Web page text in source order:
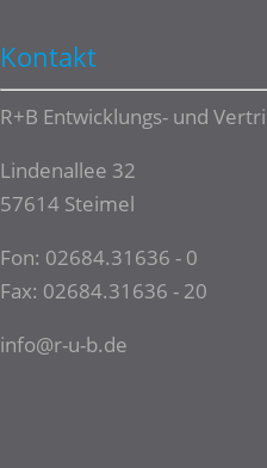
Kontakt
R+B Entwicklungs- und
Lindenallee 32
57614 Steimel
Fon: 02684.31636 - 0
Fax: 02684.31636 - 20
info@r-u-b.de